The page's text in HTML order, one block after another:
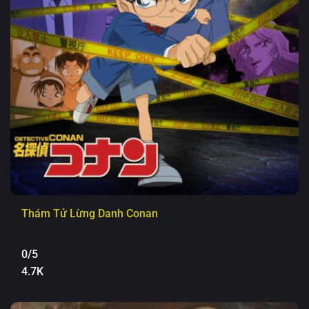
Thám Tử Lừng Danh Conan
0/5
4.7K